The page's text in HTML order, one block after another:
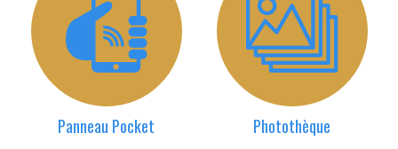
Panneau Pocket Photothèque